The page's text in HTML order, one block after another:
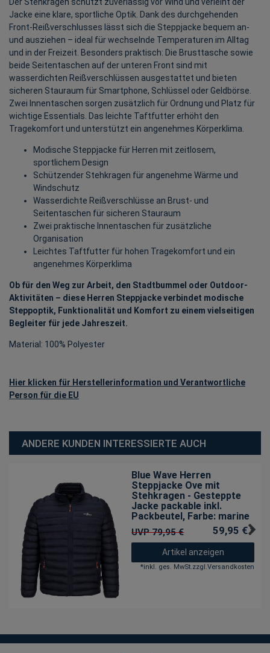
Jacke eine klare, sportliche Optik. Dank des durchgehenden
Front-Reißverschlusses lässt sich die Steppjacke bequem an-
und ausziehen – ideal für wechselnde Temperaturen im Alltag
und in der Freizeit. Besonders praktisch: Die Brusttasche sowie
beide Seitentaschen auf der unteren Front sind mit
wasserdichten Reißverschlüssen ausgestattet und bieten
sicheren Stauraum für Smartphone, Schlüssel oder Geldbörse.
Zwei Innentaschen sorgen zusätzlich für Ordnung und Platz für
wichtige Essentials. Das leichte Taftfutter erhöht den
Tragekomfort und unterstützt ein angenehmes Körperklima.
Modische Steppjacke für Herren mit zeitlosem,
sportlichem Design
Schützender Stehkragen für angenehme Wärme und
Windschutz
Wasserdichte Reißverschlüsse an Brust- und
Seitentaschen für sicheren Stauraum
Zwei praktische Innentaschen für zusätzliche
Organisation
Leichtes Taftfutter für hohen Tragekomfort und ein
angenehmes Körperklima
Ob für den Weg zur Arbeit, den Stadtbummel oder Outdoor-
Aktivitäten – diese Herren Steppjacke verbindet modische
Steppoptik, Funktionalität und Komfort zu einem vielseitigen
Begleiter für jede Jahreszeit.
Material: 100% Polyester
Hier klicken für Herstellerinformation und Verantwortliche
Person für die EU
ANDERE KUNDEN INTERESSIERTE AUCH
Blue Wave Herren
Steppjacke Ove mit
Stehkragen - Gesteppte
Jacke packable inkl.
Packbeutel, Farbe: marine
UVP 79,95 € 59,95 € *
Artikel anzeigen
*inkl. ges. MwSt.zzgl.Versandkosten